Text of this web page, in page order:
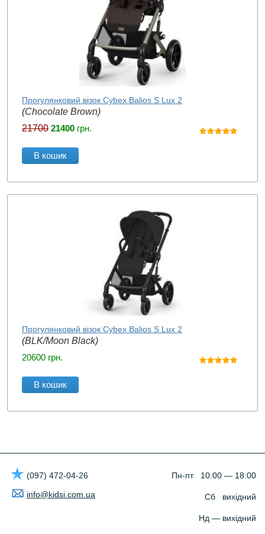
Прогулянковий візок Cybex Balios S Lux 2
(Chocolate Brown)
21700 21400 грн.
В кошик
Прогулянковий візок Cybex Balios S Lux 2
(BLK/Moon Black)
20600 грн.
В кошик
(097) 472-04-26
info@kidsi.com.ua
Пн-пт 10:00 — 18:00
Сб вихідний
Нд — вихідний